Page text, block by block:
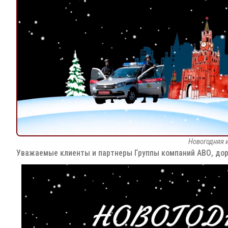
Новогодняя
Уважаемые клиенты и партнеры Группы компаний АВО,